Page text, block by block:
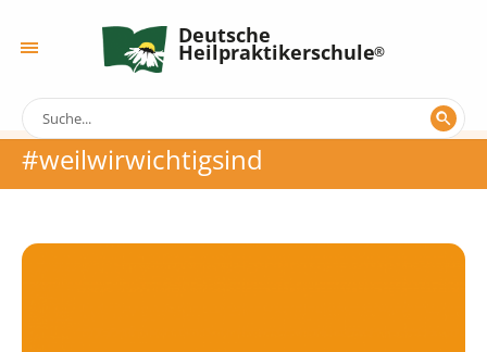
Deutsche
Heilpraktikerschule
#weilwirwichtigsind